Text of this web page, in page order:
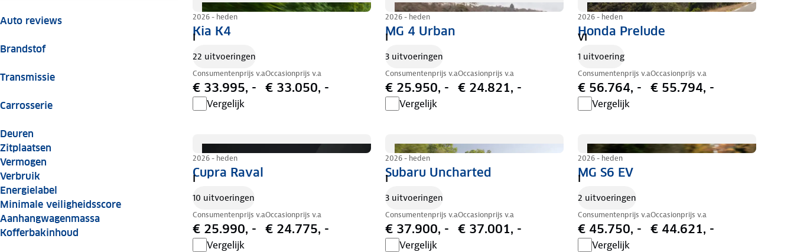
Auto reviews
Brandstof
Transmissie
Carrosserie
Deuren
Zitplaatsen
Vermogen
Verbruik
Energielabel
Minimale veiligheidsscore
Aanhangwagenmassa
Kofferbakinhoud
Kia K4
2026 - heden
I
22 uitvoeringen
Consumentenprijs v.a
€ 33.995, -
Occasionprijs v.a
€ 33.050, -
Vergelijk
MG 4 Urban
2026 - heden
I
3 uitvoeringen
Consumentenprijs v.a
€ 25.950, -
Occasionprijs v.a
€ 24.821, -
Vergelijk
Honda Prelude
2026 - heden
VI
1 uitvoering
Consumentenprijs v.a
€ 56.764, -
Occasionprijs v.a
€ 55.794, -
Vergelijk
Cupra Raval
2026 - heden
I
10 uitvoeringen
Consumentenprijs v.a
€ 25.990, -
Occasionprijs v.a
€ 24.775, -
Vergelijk
Subaru Uncharted
2026 - heden
I
3 uitvoeringen
Consumentenprijs v.a
€ 37.900, -
Occasionprijs v.a
€ 37.001, -
Vergelijk
MG S6 EV
2026 - heden
I
2 uitvoeringen
Consumentenprijs v.a
€ 45.750, -
Occasionprijs v.a
€ 44.621, -
Vergelijk